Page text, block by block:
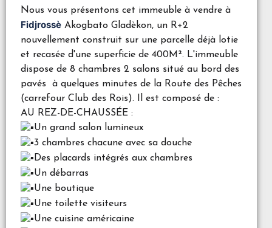
Nous vous présentons cet immeuble à vendre à
Fidjrossè Akogbato Gladèkon, un R+2
nouvellement construit sur une parcelle déjà lotie
et recasée d'une superficie de 400M². L'immeuble
dispose de 8 chambres 2 salons situé au bord des
pavés à quelques minutes de la Route des Pêches
(carrefour Club des Rois). Il est composé de :
AU REZ-DE-CHAUSSÉE :
Un grand salon lumineux
3 chambres chacune avec sa douche
Des placards intégrés aux chambres
Un débarras
Une boutique
Une toilette visiteurs
Une cuisine américaine